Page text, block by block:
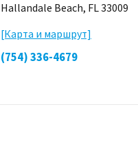
Hallandale Beach, FL 33009
[Карта и маршрут]
(754) 336-4679